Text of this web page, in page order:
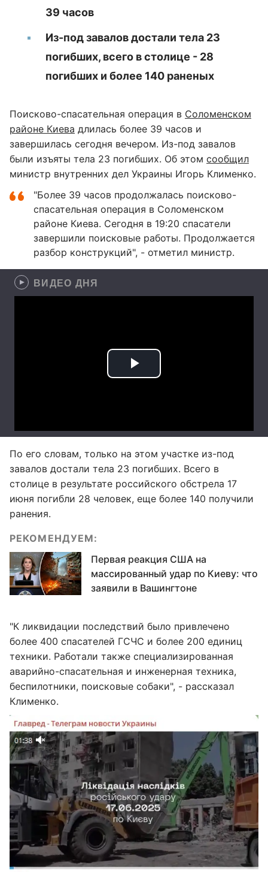
39 часов
Из-под завалов достали тела 23
погибших, всего в столице - 28
погибших и более 140 раненых
Поисково-спасательная операция в Соломенском
районе Киева длилась более 39 часов и
завершилась сегодня вечером. Из-под завалов
были изъяты тела 23 погибших. Об этом сообщил
министр внутренних дел Украины Игорь Клименко.
"Более 39 часов продолжалась поисково-
спасательная операция в Соломенском
районе Киева. Сегодня в 19:20 спасатели
завершили поисковые работы. Продолжается
разбор конструкций", - отметил министр.
ВИДЕО ДНЯ
По его словам, только на этом участке из-под
завалов достали тела 23 погибших. Всего в
столице в результате российского обстрела 17
июня погибли 28 человек, еще более 140 получили
ранения.
РЕКОМЕНДУЕМ:
Первая реакция США на
массированный удар по Киеву: что
заявили в Вашингтоне
"К ликвидации последствий было привлечено
более 400 спасателей ГСЧС и более 200 единиц
техники. Работали также специализированная
аварийно-спасательная и инженерная техника,
беспилотники, поисковые собаки", - рассказал
Клименко.